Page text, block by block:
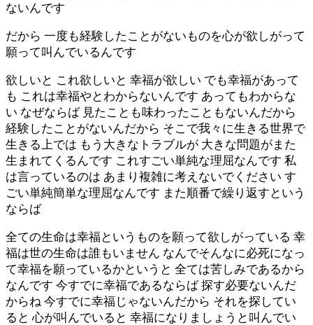
ないんです
だから 一度も経験したことがないものを心が欲しがって
願って叫んでいるんです
欲しいと これ欲しいと 幸福が欲しい でも幸福があって
も これは幸福やとわからないんです あってもわからな
い なぜならば 見たことも味わったこともないんだから
経験したことがないんだから そこで我々に生きる世界で
生きる上では もう大きなトラブルが 大きな問題がまた
生まれてくるんです これすごい単純な理屈なんです 私
は言っているのは あまり複雑に考えないでください す
ごい単純簡単な理屈なんです また順番で繰り返すという
ならば
全ての生命は幸福というものを願って欲しがっている 幸
福は世の生命は誰もいません なんでそんなに必死になっ
て幸福を願っているかというと 全ては苦しみであるから
なんです 今すでに幸福であるならば 探す必要ないんだ
からね 今すでに幸福じゃないんだから それを探してい
ると 心が叫んでいると 幸福になりましょうと叫んでい